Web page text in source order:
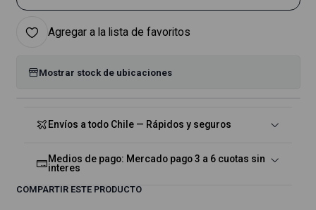
Agregar a la lista de favoritos
Mostrar stock de ubicaciones
Envíos a todo Chile — Rápidos y seguros
Medios de pago: Mercado pago 3 a 6 cuotas sin
interes
COMPARTIR ESTE PRODUCTO